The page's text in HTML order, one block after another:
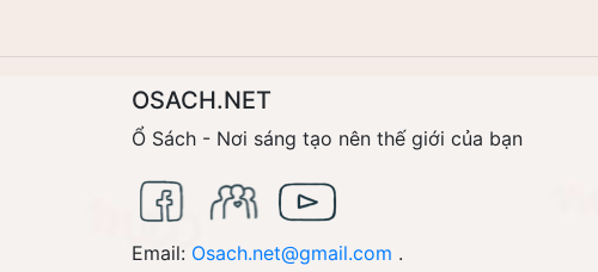
OSACH.NET
Ổ Sách - Nơi sáng tạo nên thế giới của bạn
Email: Osach.net@gmail.com .